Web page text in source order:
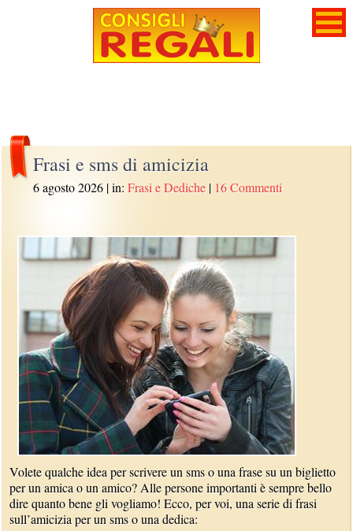
Frasi e sms di amicizia
6 agosto 2026 | in:Frasi e Dediche | 16 Commenti
Volete qualche idea per scrivere un sms o una frase su un biglietto
per un amica o un amico? Alle persone importanti è sempre bello
dire quanto bene gli vogliamo! Ecco, per voi, una serie di frasi
sull’amicizia per un sms o una dedica: